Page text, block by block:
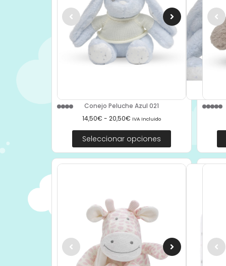
Conejo Peluche Azul 021
14,50€ - 20,50€ IVA Incluido
Seleccionar opciones